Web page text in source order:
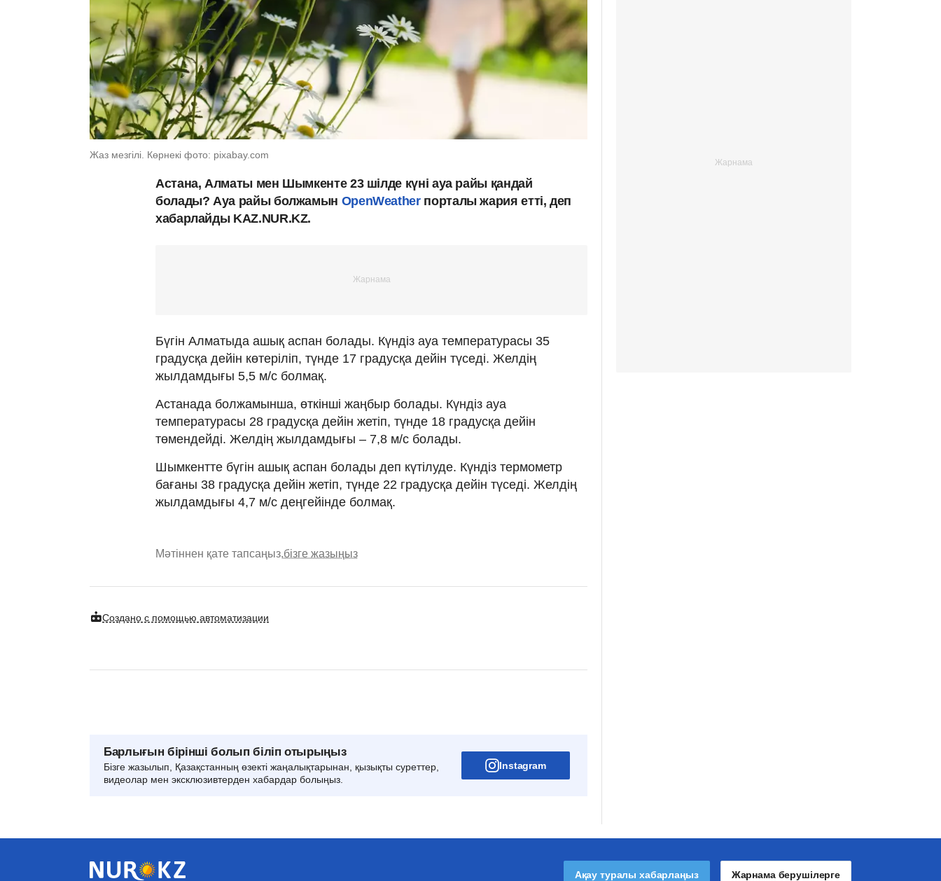
Жаз мезгілі. Көрнекі фото: pixabay.com
Астана, Алматы мен Шымкенте 23 шілде күні ауа райы қандай
болады? Ауа райы болжамын OpenWeatherпорталы жария етті, деп
хабарлайды KAZ.NUR.KZ.
Бүгін Алматыда ашық аспан болады. Күндіз ауа температурасы 35
градусқа дейін көтеріліп, түнде 17 градусқа дейін түседі. Желдің
жылдамдығы 5,5 м/с болмақ.
Астанада болжамынша, өткінші жаңбыр болады. Күндіз ауа
температурасы 28 градусқа дейін жетіп, түнде 18 градусқа дейін
төмендейді. Желдің жылдамдығы – 7,8 м/с болады.
Шымкентте бүгін ашық аспан болады деп күтілуде. Күндіз термометр
бағаны 38 градусқа дейін жетіп, түнде 22 градусқа дейін түседі. Желдің
жылдамдығы 4,7 м/с деңгейінде болмақ.
Мәтіннен қате тапсаңыз,бізге жазыңыз
Создано с помощью автоматизации
Барлығын бірінші болып біліп отырыңыз
Бізге жазылып, Қазақстанның өзекті жаңалықтарынан, қызықты суреттер,
видеолар мен эксклюзивтерден хабардар болыңыз.
Instagram
Ақау туралы хабарлаңыз Жарнама берушілерге